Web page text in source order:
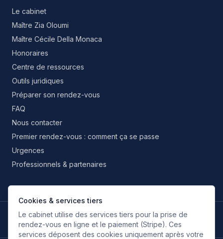
Cookies & services tiers
Le cabinet utilise des services tiers pour la prise de
rendez-vous en ligne et le paiement (Stripe). Ces
services déposent des cookies uniquement après votre
Le cabinet
Maître Zia Oloumi
Maître Cécile Della Monaca
Honoraires
Centre de ressources
Outils juridiques
Préparer son rendez-vous
FAQ
Nous contacter
Premier rendez-vous : comment ça se passe
Urgences
Professionnels & partenaires
LANGUES DE TRAVAIL
🇫🇷
Français
FR🇬🇧
Anglais
EN🇮🇹
ItalienIT🇪🇸
Espagnol
ES 🇷🇺
RusseRU🇮🇷
Persan
FA